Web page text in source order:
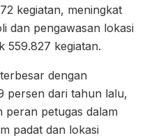
kegiatan, meningkat
dan pengawasan lokasi
559.827 kegiatan.
dengan
persen dari tahun lalu,
peran petugas dalam
padat dan lokasi